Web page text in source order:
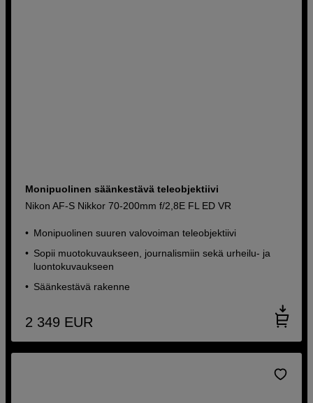
Monipuolinen säänkestävä teleobjektiivi
Nikon AF-S Nikkor 70-200mm f/2,8E FL ED VR
Monipuolinen suuren valovoiman teleobjektiivi
Sopii muotokuvaukseen, journalismiin sekä urheilu- ja
luontokuvaukseen
Säänkestävä rakenne
2 349 EUR